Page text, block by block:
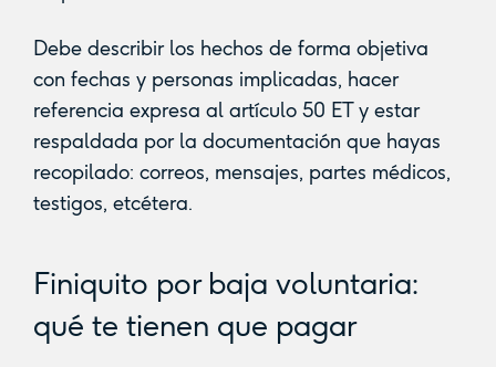
Debe describir los hechos de forma objetiva
con fechas y personas implicadas, hacer
referencia expresa al artículo 50 ET y estar
respaldada por la documentación que hayas
recopilado: correos, mensajes, partes médicos,
testigos, etcétera.
Finiquito por baja voluntaria:
qué te tienen que pagar